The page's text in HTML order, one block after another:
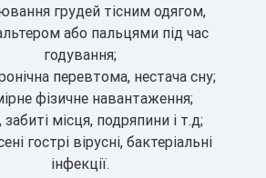
грудей тісним одягом,
або пальцями під час
годування;
перевтома, нестача сну;
фізичне навантаження;
місця, подряпини і т.д;
гострі вірусні, бактеріальні
інфекції.